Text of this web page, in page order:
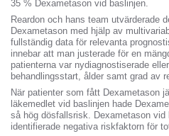
35 % Dexametason vid baslinjen.
Reardon och hans team utvärderade
Dexametason med hjälp av
fullständig data för relevanta
innebar att man justerade för en
patienterna var nydiagnostiserade
behandlingsstart, ålder samt grad av
När patienter som fått Dexametason
läkemedlet vid baslinjen hade
så hög dösfallsrisk. Dexametason
identifierade negativa riskfaktorn för